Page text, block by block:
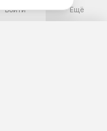
Войти Ещё